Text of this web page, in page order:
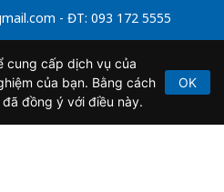
- ĐT: 093 172 5555
tử số 64/GP-BTTTT do Bộ
ngày 21/2/2020.
cung cấp dịch vụ của
của bạn. Bằng cách
đồng ý với điều này.
OK